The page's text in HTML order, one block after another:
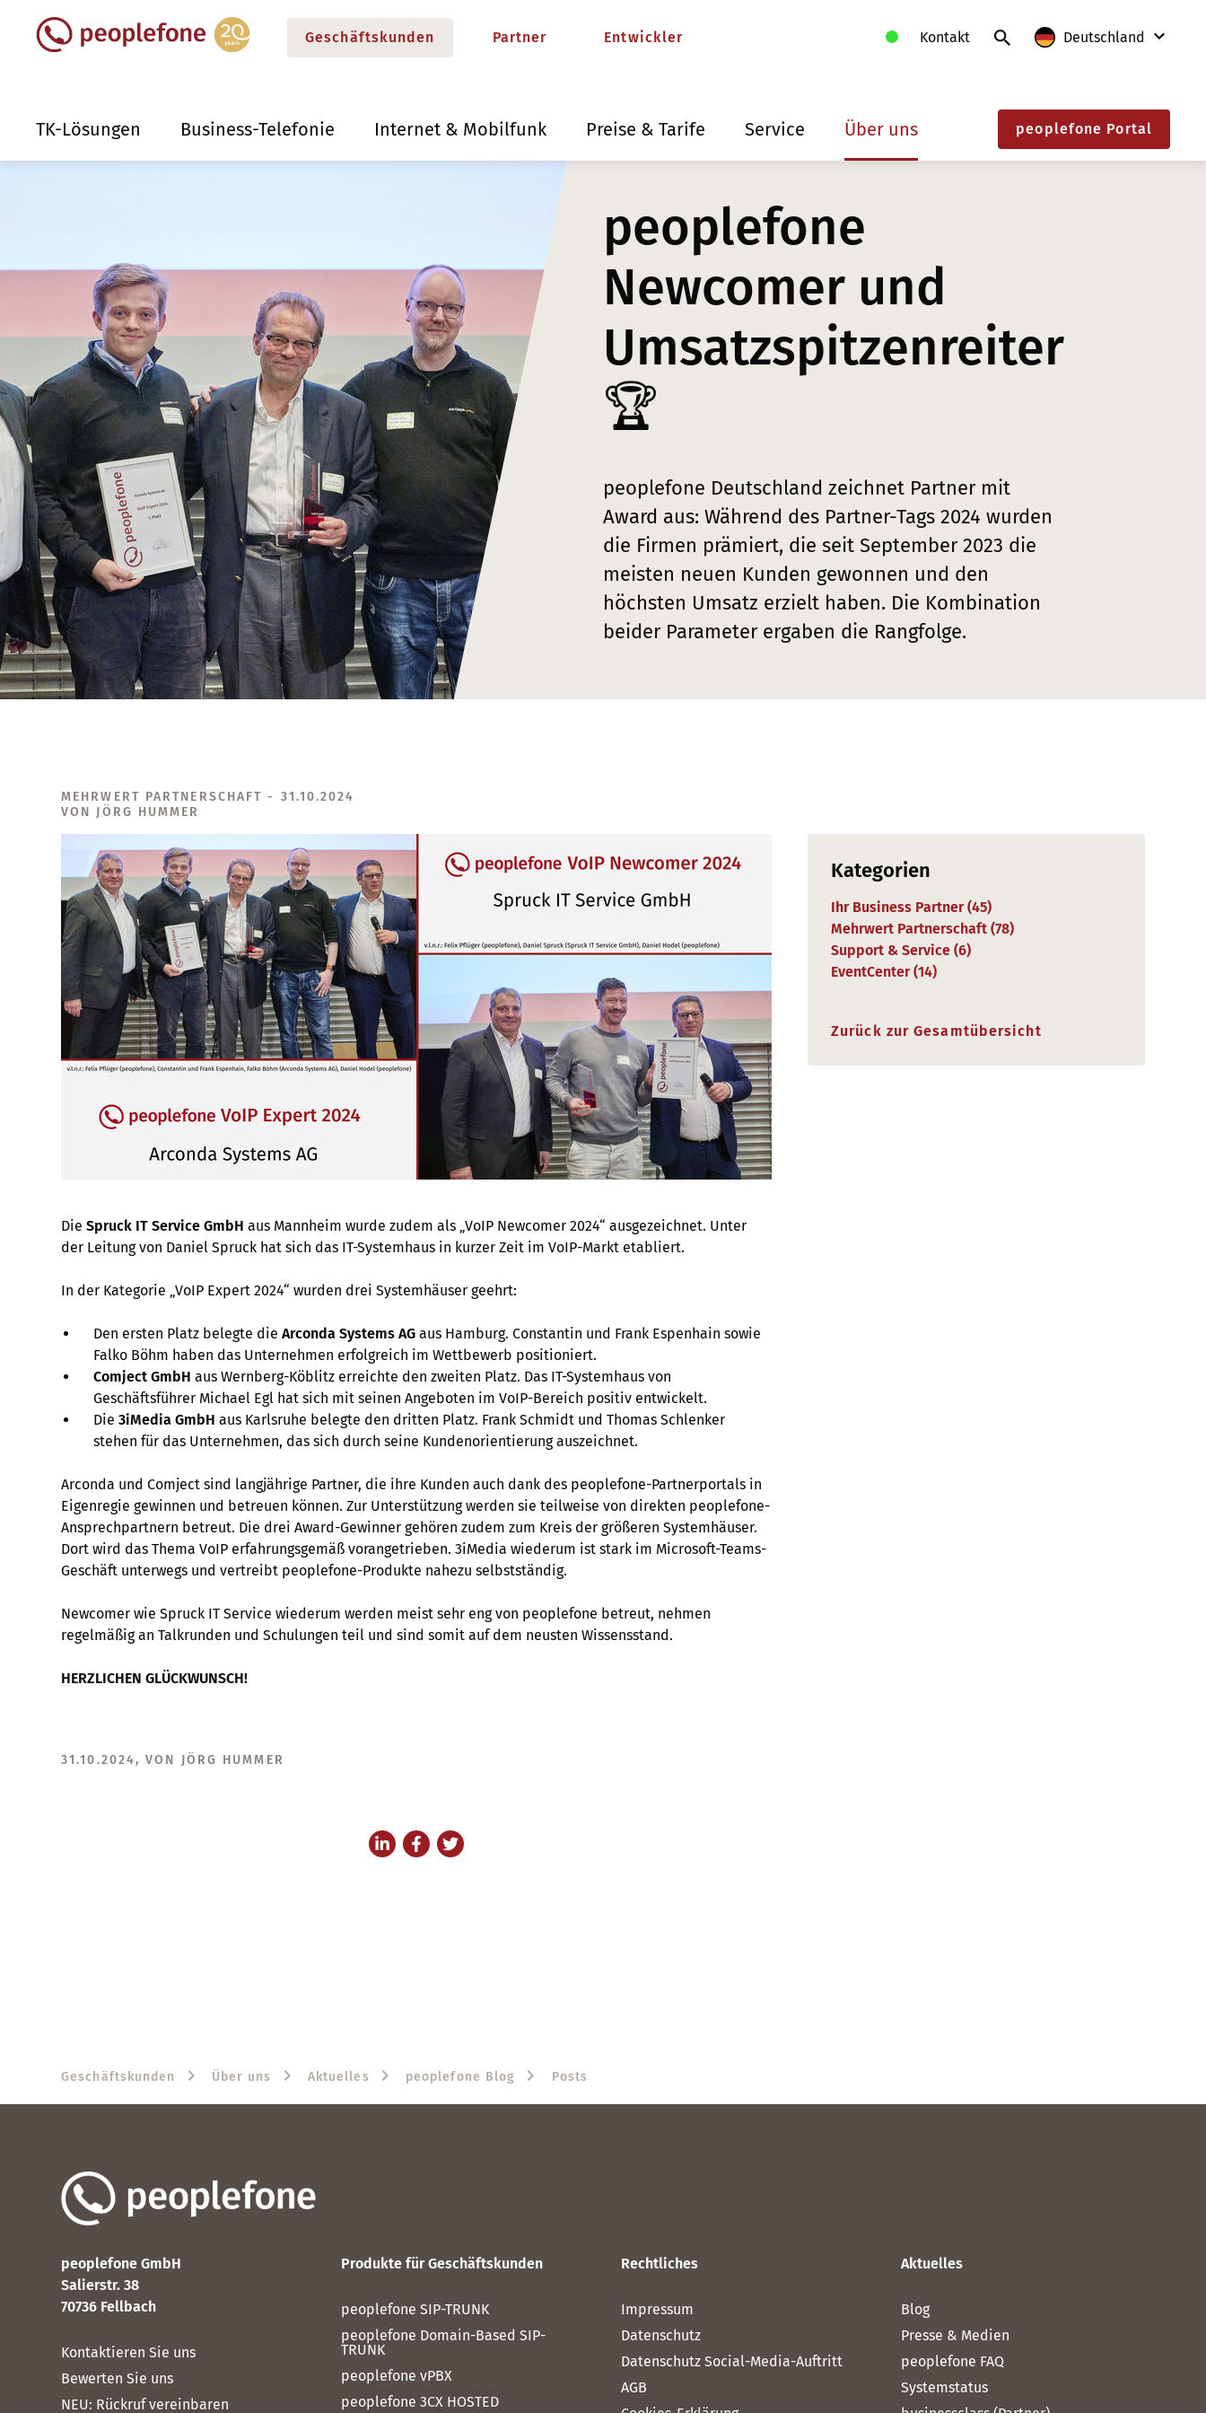
Geschäftskunden Partner Entwickler Kontakt Deutschland
Deutschland
TK-Lösungen Business-Telefonie Internet & Mobilfunk Preise & Tarife Service Über uns peoplefone Portal
peoplefone
Newcomer und
Umsatzspitzenreiter
🏆
peoplefone Deutschland zeichnet Partner mit
Award aus: Während des Partner-Tags 2024 wurden
die Firmen prämiert, die seit September 2023 die
meisten neuen Kunden gewonnen und den
höchsten Umsatz erzielt haben. Die Kombination
beider Parameter ergaben die Rangfolge.
MEHRWERT PARTNERSCHAFT - 31.10.2024
VON JÖRG HUMMER
Die Spruck IT Service GmbH aus Mannheim wurde zudem als „VoIP Newcomer 2024“ ausgezeichnet. Unter
der Leitung von Daniel Spruck hat sich das IT-Systemhaus in kurzer Zeit im VoIP-Markt etabliert.
In der Kategorie „VoIP Expert 2024“ wurden drei Systemhäuser geehrt:
Den ersten Platz belegte die Arconda Systems AG aus Hamburg. Constantin und Frank Espenhain sowie
Falko Böhm haben das Unternehmen erfolgreich im Wettbewerb positioniert.
Comject GmbH aus Wernberg-Köblitz erreichte den zweiten Platz. Das IT-Systemhaus von
Geschäftsführer Michael Egl hat sich mit seinen Angeboten im VoIP-Bereich positiv entwickelt.
Die 3iMedia GmbH aus Karlsruhe belegte den dritten Platz. Frank Schmidt und Thomas Schlenker
stehen für das Unternehmen, das sich durch seine Kundenorientierung auszeichnet.
Arconda und Comject sind langjährige Partner, die ihre Kunden auch dank des peoplefone-Partnerportals in
Eigenregie gewinnen und betreuen können. Zur Unterstützung werden sie teilweise von direkten peoplefone-
Ansprechpartnern betreut. Die drei Award-Gewinner gehören zudem zum Kreis der größeren Systemhäuser.
Dort wird das Thema VoIP erfahrungsgemäß vorangetrieben. 3iMedia wiederum ist stark im Microsoft-Teams-
Geschäft unterwegs und vertreibt peoplefone-Produkte nahezu selbstständig.
Newcomer wie Spruck IT Service wiederum werden meist sehr eng von peoplefone betreut, nehmen
regelmäßig an Talkrunden und Schulungen teil und sind somit auf dem neusten Wissensstand.
HERZLICHEN GLÜCKWUNSCH!
31.10.2024, VON JÖRG HUMMER
Kategorien
Ihr Business Partner (45)
Mehrwert Partnerschaft (78)
Support & Service (6)
EventCenter (14)
Zurück zur Gesamtübersicht
Geschäftskunden Über uns Aktuelles peoplefone Blog Posts
peoplefone GmbH
Salierstr. 38
70736 Fellbach
Kontaktieren Sie uns
Bewerten Sie uns
NEU: Rückruf vereinbaren
Produkte für Geschäftskunden
peoplefone SIP-TRUNK
peoplefone Domain-Based SIP-
TRUNK
peoplefone vPBX
peoplefone 3CX HOSTED
Rechtliches
Impressum
Datenschutz
Datenschutz Social-Media-Auftritt
AGB
Aktuelles
Blog
Presse & Medien
peoplefone FAQ
Systemstatus